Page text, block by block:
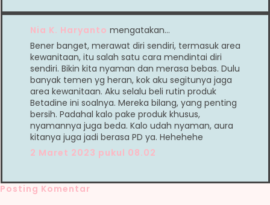
Nia K. Haryanto mengatakan…
Bener banget, merawat diri sendiri, termasuk area
kewanitaan, itu salah satu cara mendintai diri
sendiri. Bikin kita nyaman dan merasa bebas. Dulu
banyak temen yg heran, kok aku segitunya jaga
area kewanitaan. Aku selalu beli rutin produk
Betadine ini soalnya. Mereka bilang, yang penting
bersih. Padahal kalo pake produk khusus,
nyamannya juga beda. Kalo udah nyaman, aura
kitanya juga jadi berasa PD ya. Hehehehe
2 Maret 2023 pukul 08.02
Posting Komentar